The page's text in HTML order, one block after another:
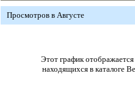
Просмотров в Августе
Этот график отображается
находящихся в каталоге